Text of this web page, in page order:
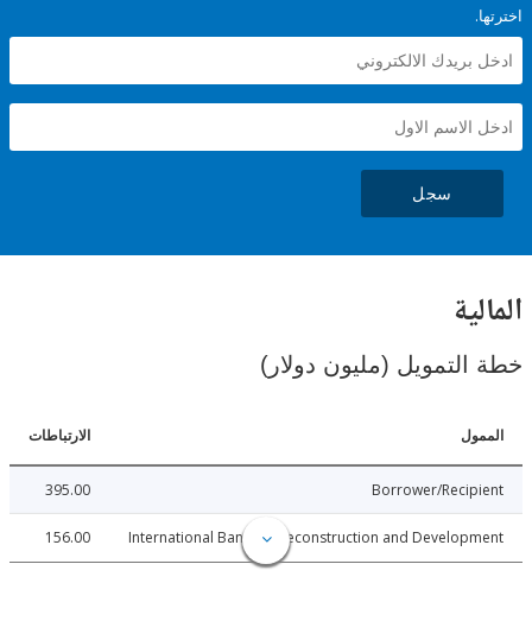
(مليون دولار)
الارتباطات
Borrower/
International Bank for Reconstruction and
156.00